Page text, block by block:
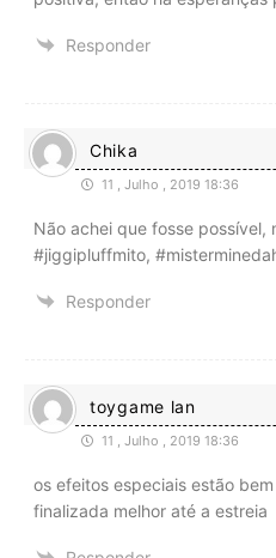
Responder
Chika
11 , Julho , 2019 18:36
Não achei que fosse possível,
#jiggipluffmito,
Responder
toygame lan
11 , Julho , 2019 18:36
os efeitos especiais estão
finalizada melhor até a estreia